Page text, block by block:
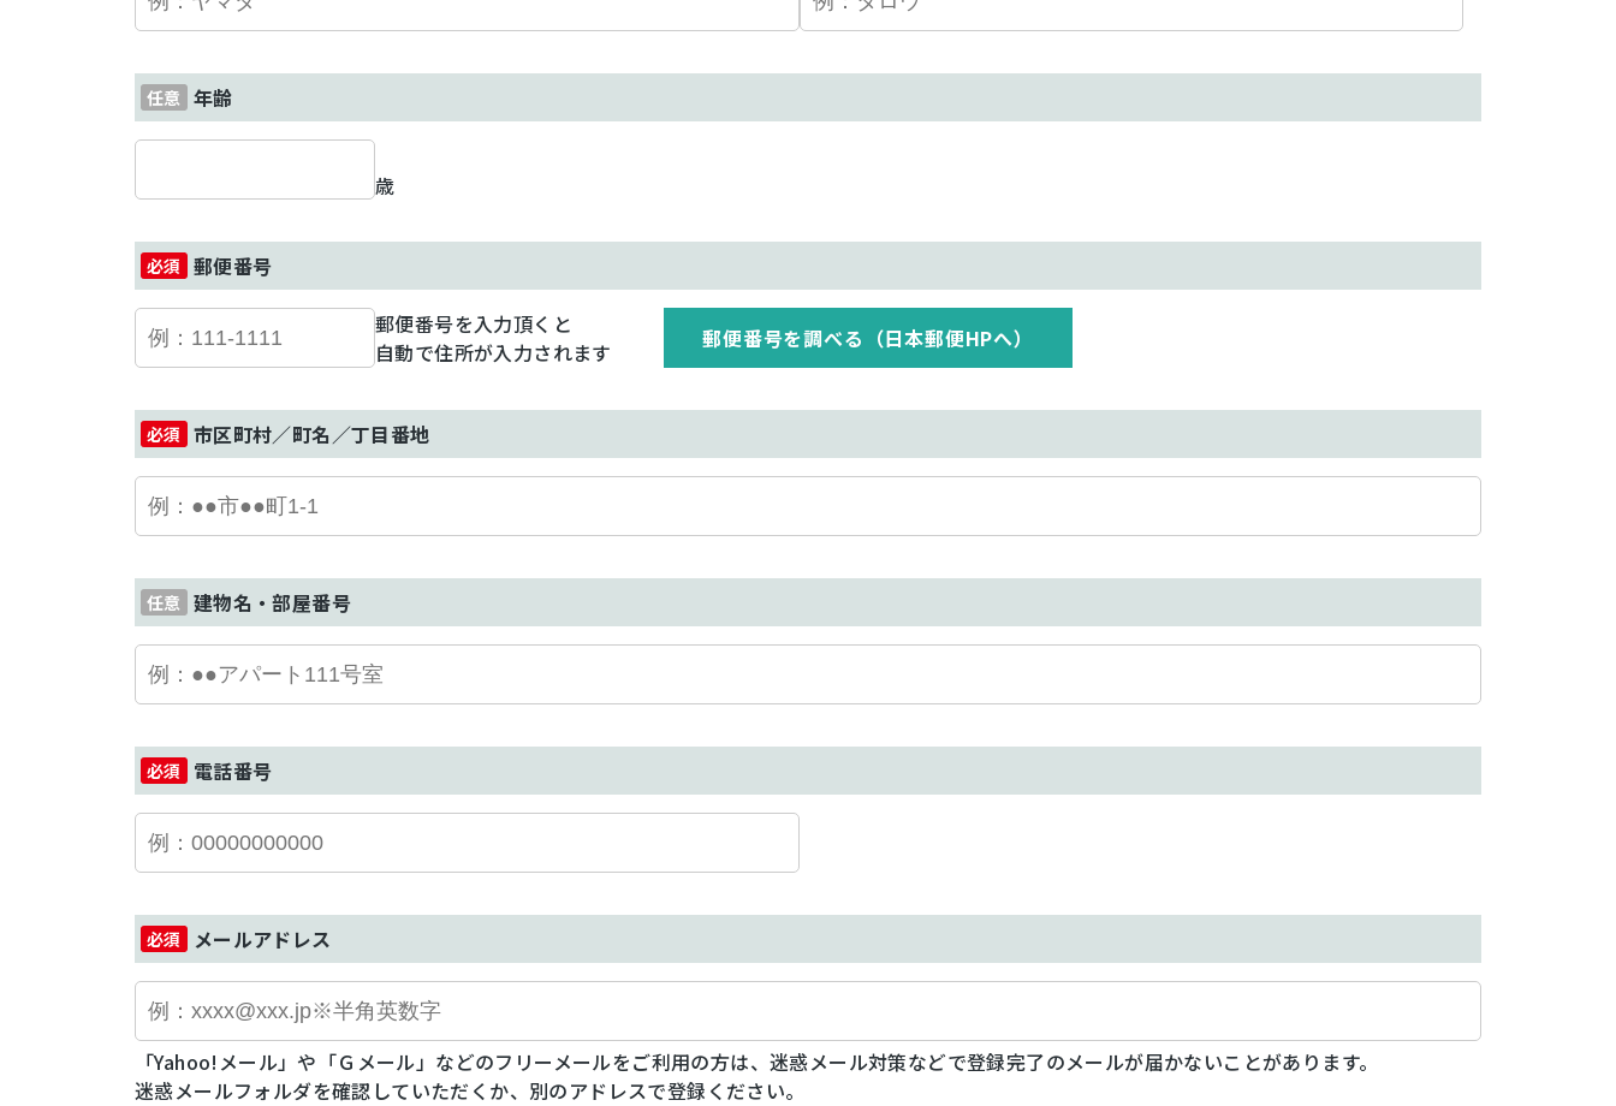
年齢
歳
郵便番号
郵便番号を入力頂くと
自動で住所が入力されます
郵便番号を調べる（日本郵便HPへ）
市区町村／町名／丁目番地
建物名・部屋番号
電話番号
メールアドレス
「Yahoo!メール」や「Ｇメール」などのフリーメールをご利用の方は、迷惑メール対策などで登録完了のメールが届かないことがあります。
迷惑メールフォルダを確認していただくか、別のアドレスで登録ください。